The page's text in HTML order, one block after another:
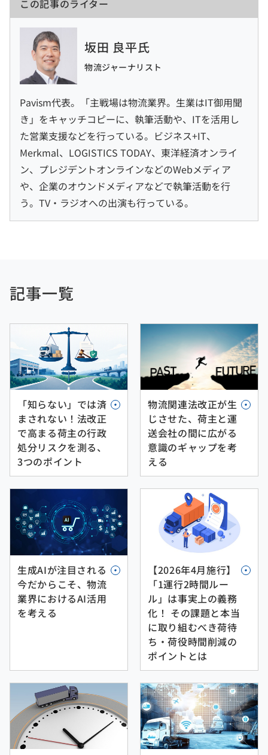
この記事のライター
坂田 良平氏
物流ジャーナリスト
Pavism代表。「主戦場は物流業界。生業はIT御用聞
き」をキャッチコピーに、執筆活動や、ITを活用し
た営業支援などを行っている。ビジネス+IT、
Merkmal、LOGISTICS TODAY、東洋経済オンライ
ン、プレジデントオンラインなどのWebメディア
や、企業のオウンドメディアなどで執筆活動を行
う。TV・ラジオへの出演も行っている。
記事一覧
「知らない」では済
まされない！法改正
で高まる荷主の行政
処分リスクを測る、
3つのポイント
物流関連法改正が生
じさせた、荷主と運
送会社の間に広がる
意識のギャップを考
える
生成AIが注目される
今だからこそ、物流
業界におけるAI活用
を考える
【2026年4月施行】
「1運行2時間ルー
ル」は事実上の義務
化！ その課題と本当
に取り組むべき荷待
ち・荷役時間削減の
ポイントとは